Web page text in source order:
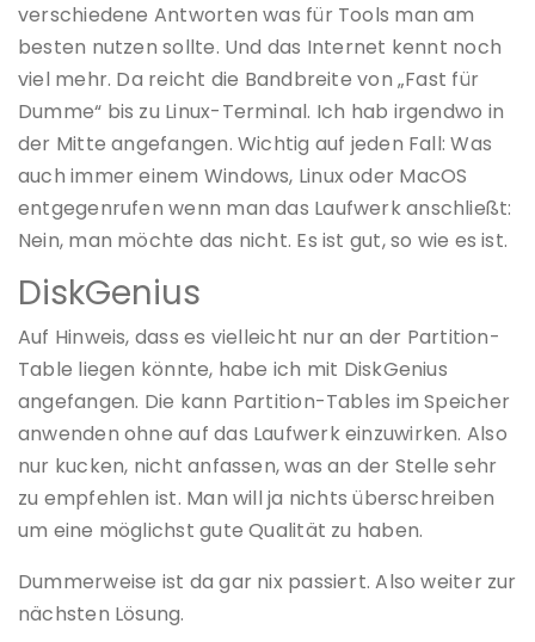
verschiedene Antworten was für Tools man am
besten nutzen sollte. Und das Internet kennt noch
viel mehr. Da reicht die Bandbreite von „Fast für
Dumme“ bis zu Linux-Terminal. Ich hab irgendwo in
der Mitte angefangen. Wichtig auf jeden Fall: Was
auch immer einem Windows, Linux oder MacOS
entgegenrufen wenn man das Laufwerk anschließt:
Nein, man möchte das nicht. Es ist gut, so wie es ist.
DiskGenius
Auf Hinweis, dass es vielleicht nur an der Partition-
Table liegen könnte, habe ich mit DiskGenius
angefangen. Die kann Partition-Tables im Speicher
anwenden ohne auf das Laufwerk einzuwirken. Also
nur kucken, nicht anfassen, was an der Stelle sehr
zu empfehlen ist. Man will ja nichts überschreiben
um eine möglichst gute Qualität zu haben.
Dummerweise ist da gar nix passiert. Also weiter zur
nächsten Lösung.